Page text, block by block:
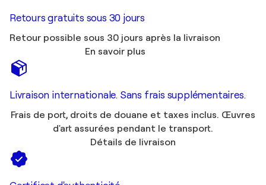
Retours gratuits sous 30 jours
Retour possible sous 30 jours après la livraison
En savoir plus
Livraison internationale. Sans frais supplémentaires.
Frais de port, droits de douane et taxes inclus. Œuvres
d'art assurées pendant le transport.
Détails de livraison